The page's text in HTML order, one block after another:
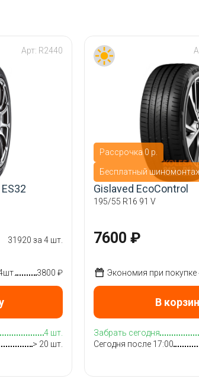
Арт: R2440
31920 за 4 шт.
3800 ₽
4 шт.
> 20 шт.
Рассрочка 0 р.
Бесплатный
Gislaved EcoControl
195/55 R16 91 V
7600 ₽
Экономия при покупке
В
Забрать сегодня
Сегодня после 17:00